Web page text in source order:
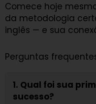
Comece hoje
da metodologia
inglês — e sua
Perguntas
1. Qual foi sua
sucesso?